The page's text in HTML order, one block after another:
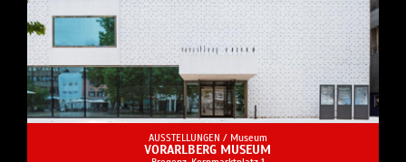
AUSSTELLUNGEN / Museum
VORARLBERG MUSEUM